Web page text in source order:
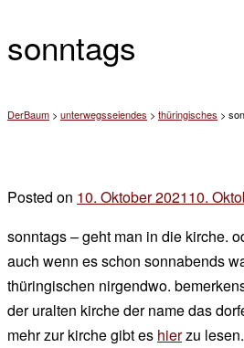
sonntags
DerBaum > unterwegsseiendes > thüringisches >
Posted on 10. Oktober 202110.
sonntags – geht man in die kirche.
auch wenn es schon sonnabends
thüringischen nirgendwo.
der uralten kirche der name das
mehr zur kirche gibt es hierzu